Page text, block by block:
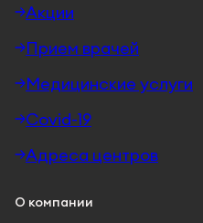
Акции
Прием врачей
Медицинские услуги
Covid-19
Адреса центров
О компании